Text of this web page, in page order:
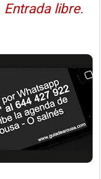
libre.